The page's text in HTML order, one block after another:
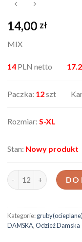
14,00 zł
MIX
14 PLN netto 17.2
Paczka: 12szt
Rozmiar: S-XL
Stan: Nowy produkt
ilość Leginsy damskie
DO
Kategorie:gruby(ocieplane)
DAMSKA,Odzież Damska